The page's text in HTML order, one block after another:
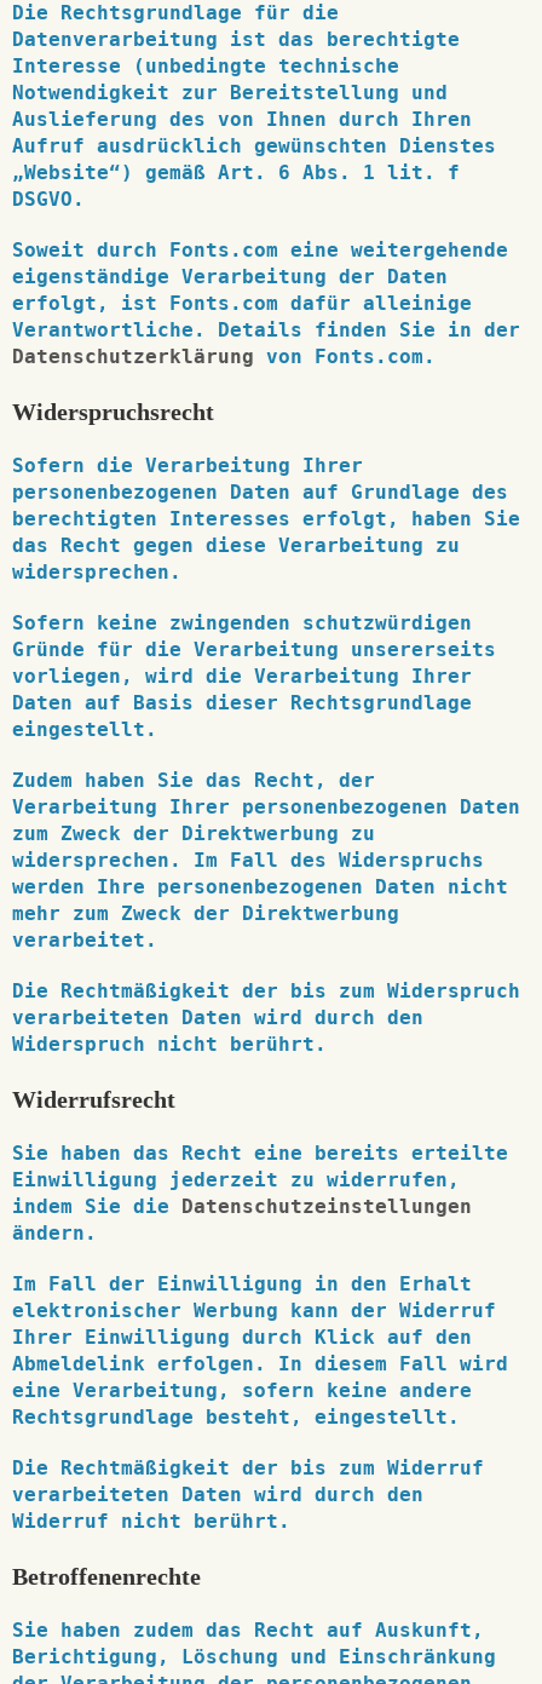
Die Rechtsgrundlage für die
Datenverarbeitung ist das berechtigte
Interesse (unbedingte technische
Notwendigkeit zur Bereitstellung und
Auslieferung des von Ihnen durch Ihren
Aufruf ausdrücklich gewünschten Dienstes
„Website“) gemäß Art. 6 Abs. 1 lit. f
DSGVO.
Soweit durch Fonts.com eine weitergehende
eigenständige Verarbeitung der Daten
erfolgt, ist Fonts.com dafür alleinige
Verantwortliche. Details finden Sie in der
Datenschutzerklärung von Fonts.com.
Widerspruchsrecht
Sofern die Verarbeitung Ihrer
personenbezogenen Daten auf Grundlage des
berechtigten Interesses erfolgt, haben Sie
das Recht gegen diese Verarbeitung zu
widersprechen.
Sofern keine zwingenden schutzwürdigen
Gründe für die Verarbeitung unsererseits
vorliegen, wird die Verarbeitung Ihrer
Daten auf Basis dieser Rechtsgrundlage
eingestellt.
Zudem haben Sie das Recht, der
Verarbeitung Ihrer personenbezogenen Daten
zum Zweck der Direktwerbung zu
widersprechen. Im Fall des Widerspruchs
werden Ihre personenbezogenen Daten nicht
mehr zum Zweck der Direktwerbung
verarbeitet.
Die Rechtmäßigkeit der bis zum Widerspruch
verarbeiteten Daten wird durch den
Widerspruch nicht berührt.
Widerrufsrecht
Sie haben das Recht eine bereits erteilte
Einwilligung jederzeit zu widerrufen,
indem Sie die Datenschutzeinstellungen
ändern.
Im Fall der Einwilligung in den Erhalt
elektronischer Werbung kann der Widerruf
Ihrer Einwilligung durch Klick auf den
Abmeldelink erfolgen. In diesem Fall wird
eine Verarbeitung, sofern keine andere
Rechtsgrundlage besteht, eingestellt.
Die Rechtmäßigkeit der bis zum Widerruf
verarbeiteten Daten wird durch den
Widerruf nicht berührt.
Betroffenenrechte
Sie haben zudem das Recht auf Auskunft,
Berichtigung, Löschung und Einschränkung